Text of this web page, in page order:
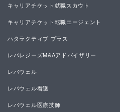
キャリアチケット就職スカウト
キャリアチケット転職エージェント
ハタラクティブ プラス
レバレジーズM&Aアドバイザリー
レバウェル
レバウェル看護
レバウェル医療技師